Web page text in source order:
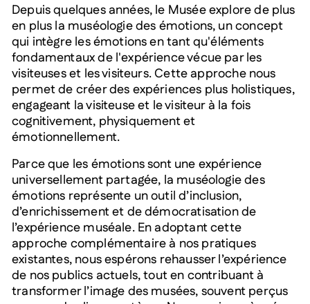
Depuis quelques années, le Musée explore de plus
en plus la muséologie des émotions, un concept
qui intègre les émotions en tant qu'éléments
fondamentaux de l'expérience vécue par les
visiteuses et les visiteurs. Cette approche nous
permet de créer des expériences plus holistiques,
engageant la visiteuse et le visiteur à la fois
cognitivement, physiquement et
émotionnellement.
Parce que les émotions sont une expérience
universellement partagée, la muséologie des
émotions représente un outil d’inclusion,
d’enrichissement et de démocratisation de
l’expérience muséale. En adoptant cette
approche complémentaire à nos pratiques
existantes, nous espérons rehausser l’expérience
de nos publics actuels, tout en contribuant à
transformer l’image des musées, souvent perçus